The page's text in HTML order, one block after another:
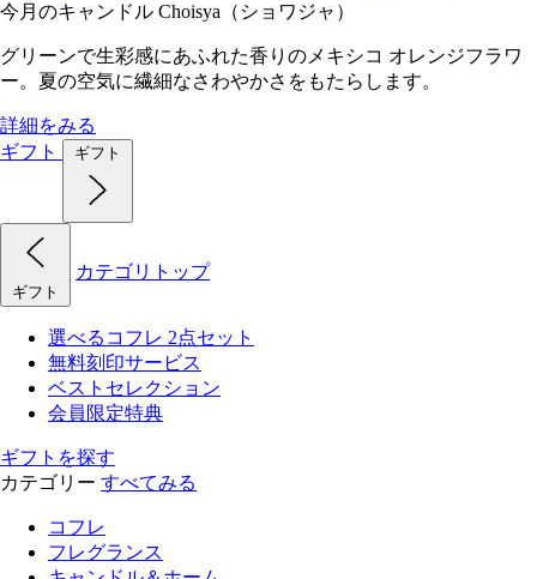
今月のキャンドル Choisya（ショワジャ）
グリーンで生彩感にあふれた香りのメキシコ オレンジフラワ
ー。夏の空気に繊細なさわやかさをもたらします。
詳細をみる
ギフト
ギフト
ギフト
カテゴリトップ
選べるコフレ 2点セット
無料刻印サービス
ベストセレクション
会員限定特典
ギフトを探す
カテゴリー すべてみる
コフレ
フレグランス